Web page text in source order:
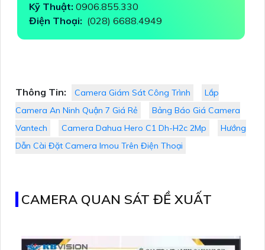
Kỹ Thuật: 0906.855.330
Điện Thoại: (028) 6688.4949
Thông Tin: Camera Giám Sát Công Trình
Lắp
Camera An Ninh Quận 7 Giá Rẻ
Bảng Báo Giá Camera
Vantech
Camera Dahua Hero C1 Dh-H2c 2Mp
Hướng
Dẫn Cài Đặt Camera Imou Trên Điện Thoại
CAMERA QUAN SÁT ĐỀ XUẤT